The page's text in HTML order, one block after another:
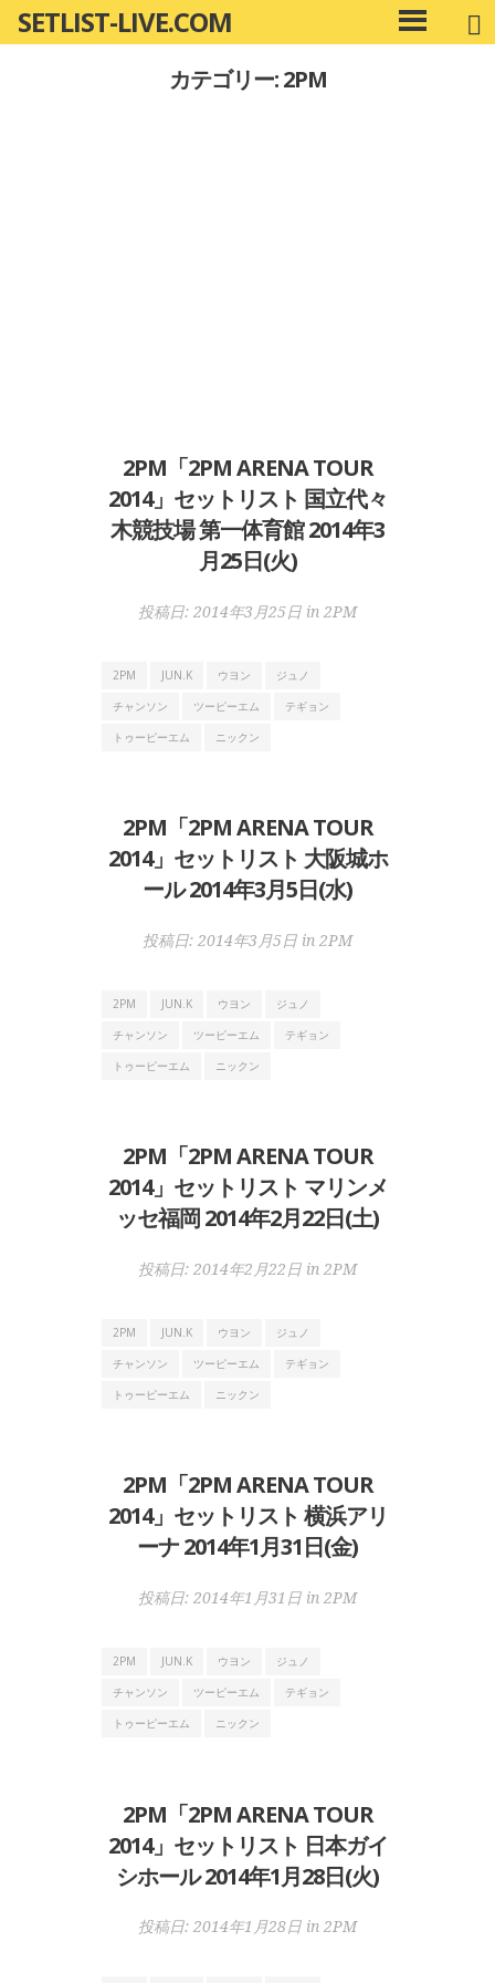
ン
SETLIST-LIVE.COM
メ
イ
カテゴリー: 2PM
2PM「2PM ARENA TOUR
2014」セットリスト 国立代々
木競技場 第一体育館 2014年3
月25日(火)
投稿日: 2014年3月25日 in 2PM
2PM JUN.K ウヨン
ジュノ
チャンソン
ツーピーエム
テギョン
トゥーピーエム
ニックン
2PM「2PM ARENA TOUR
2014」セットリスト 大阪城ホ
ール 2014年3月5日(水)
投稿日: 2014年3月5日 in 2PM
2PM JUN.K ウヨン
ジュノ
チャンソン
ツーピーエム
テギョン
トゥーピーエム
ニックン
2PM「2PM ARENA TOUR
2014」セットリスト マリンメ
ッセ福岡 2014年2月22日(土)
投稿日: 2014年2月22日 in 2PM
2PM JUN.K ウヨン
ジュノ
チャンソン
ツーピーエム
テギョン
トゥーピーエム
ニックン
2PM「2PM ARENA TOUR
2014」セットリスト 横浜アリ
ーナ 2014年1月31日(金)
投稿日: 2014年1月31日 in 2PM
2PM JUN.K ウヨン
ジュノ
チャンソン
ツーピーエム
テギョン
トゥーピーエム
ニックン
2PM「2PM ARENA TOUR
2014」セットリスト 日本ガイ
シホール 2014年1月28日(火)
投稿日: 2014年1月28日 in 2PM